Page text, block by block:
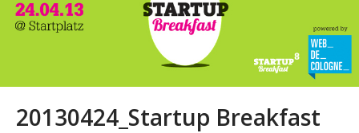
20130424_Startup Breakfast